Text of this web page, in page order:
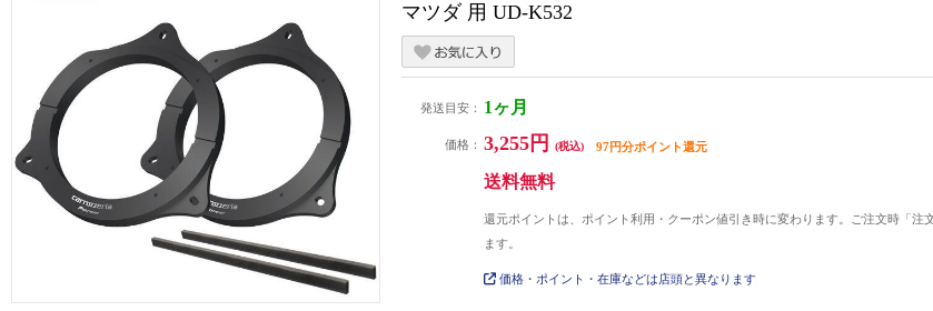
マツダ 用 UD-K532
発送目安： 1ヶ月
価格： 3,255円 (税込) 97円分ポイント還元
送料無料
還元ポイントは、ポイント利用・クーポン値引き時に変わります。ご注文時「注
ます。
価格・ポイント・在庫などは店頭と異なります